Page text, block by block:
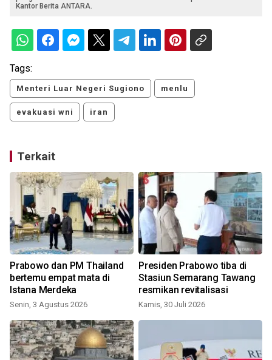
Kantor Berita ANTARA.
Tags:
Menteri Luar Negeri Sugiono menlu
evakuasi wni iran
Terkait
Prabowo dan PM Thailand
bertemu empat mata di
Istana Merdeka
Senin, 3 Agustus 2026
Presiden Prabowo tiba di
Stasiun Semarang Tawang
resmikan revitalisasi
Kamis, 30 Juli 2026